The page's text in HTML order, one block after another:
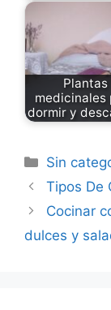
Plantas
medicinales
dormir y
Sin
Tipos De
Cocinar
dulces y